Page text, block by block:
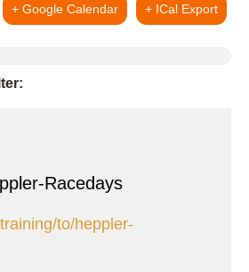
+ Google Calendar + ICal Export
Racedays
to/heppler-